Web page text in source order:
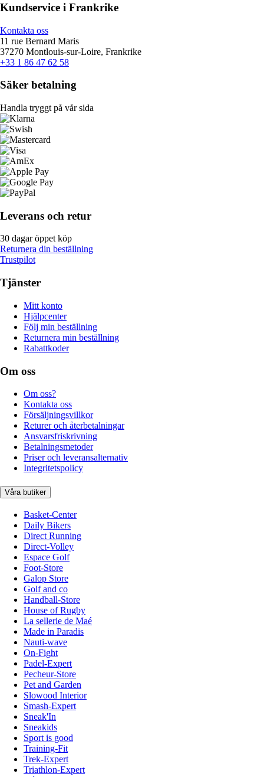
Kundservice i Frankrike
Kontakta oss
11 rue Bernard Maris
37270 Montlouis-sur-Loire, Frankrike
+33 1 86 47 62 58
Säker betalning
Handla tryggt på vår sida
Leverans och retur
30 dagar öppet köp
Returnera din beställning
Trustpilot
Tjänster
Mitt konto
Hjälpcenter
Följ min beställning
Returnera min beställning
Rabattkoder
Om oss
Om oss?
Kontakta oss
Försäljningsvillkor
Returer och återbetalningar
Ansvarsfriskrivning
Betalningsmetoder
Priser och leveransalternativ
Integritetspolicy
Våra butiker
Basket-Center
Daily Bikers
Direct Running
Direct-Volley
Espace Golf
Foot-Store
Galop Store
Golf and co
Handball-Store
House of Rugby
La sellerie de Maé
Made in Paradis
Nauti-wave
On-Fight
Padel-Expert
Pecheur-Store
Pet and Garden
Slowood Interior
Smash-Expert
Sneak'In
Sneakids
Sport is good
Training-Fit
Trek-Expert
Triathlon-Expert